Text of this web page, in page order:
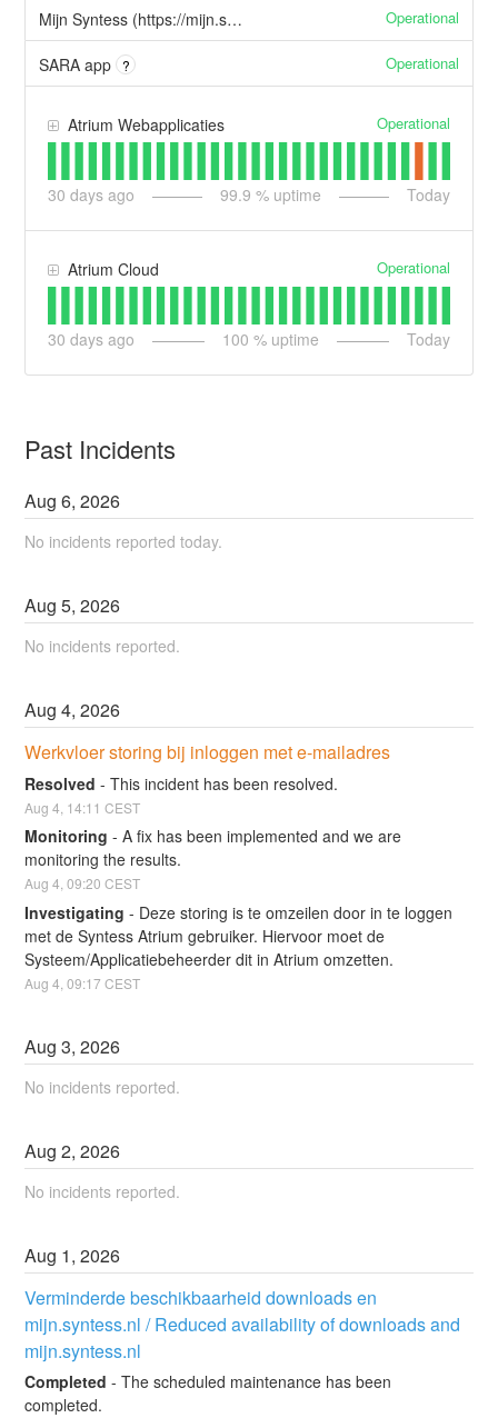
Mijn Syntess (https://mijn.syntess.nl) Operational
SARA app ? Operational
Atrium Webapplicaties Operational
30 days ago 99.9 % uptime Today
Atrium Cloud Operational
30 days ago 100 % uptime Today
Past Incidents
Aug6,2026
No incidents reported today.
Aug5,2026
No incidents reported.
Aug4,2026
Werkvloer storing bij inloggen met e-mailadres
Resolved -This incident has been resolved.
Aug4 14:11 CEST
Monitoring -A fix has been implemented and we are
monitoring the results.
Aug4 ,09:20 CEST
Investigating - Deze storing is te omzeilen door in te loggen
met de Syntess Atrium gebruiker. Hiervoor moet de
Systeem/Applicatiebeheerder dit in Atrium omzetten.
Aug4 ,09:17 CEST
Aug3,2026
No incidents reported.
Aug2,2026
No incidents reported.
Aug 1,2026
Verminderde beschikbaarheid downloads en
mijn.syntess.nl / Reduced availability of downloads and
mijn.syntess.nl
Completed -The scheduled maintenance has been
completed.